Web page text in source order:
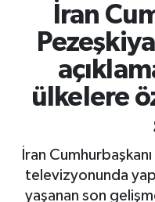
İran
ülkelere
İran
televizyonunda
yaşanan son
Tüm Manşetler
Son Dakika
Haber Arşivi